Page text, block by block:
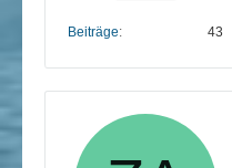
Beiträge 43